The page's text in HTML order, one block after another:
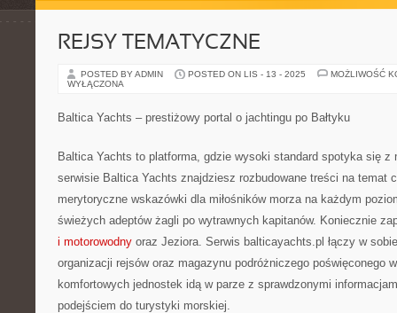
REJSY TEMATYCZNE
POSTED BY ADMIN POSTED ON LIS - 13 - 2025
MOŻLIWOŚĆ
WYŁĄCZONA
Baltica Yachts – prestiżowy portal o jachtingu po Bałtyku
Baltica Yachts to platforma, gdzie wysoki standard spotyka się z
serwisie Baltica Yachts znajdziesz rozbudowane treści na temat
merytoryczne wskazówki dla miłośników morza na każdym
świeżych adeptów żagli po wytrawnych kapitanów. Koniecznie
i motorowodny oraz Jeziora. Serwis balticayachts.pl łączy w
organizacji rejsów oraz magazynu podróżniczego poświęconego
komfortowych jednostek idą w parze z sprawdzonymi
podejściem do turystyki morskiej.